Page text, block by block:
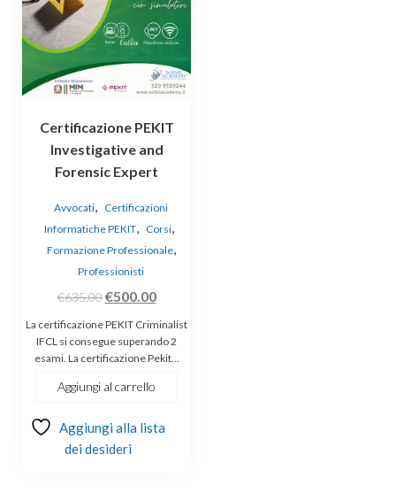
Certificazione PEKIT
Investigative and
Forensic Expert
Avvocati, Certificazioni
Informatiche PEKIT, Corsi,
Formazione Professionale,
Professionisti
€635.00 Il
prezzo
originale
era:
€635.00.
€500.00Il
prezzo
attuale
è:
La certificazione PEKIT Criminalist
IFCL si consegue superando 2
esami. La certificazione Pekit…
Aggiungi al carrello
Aggiungi alla lista
dei desideri